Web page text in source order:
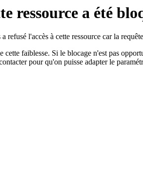
ressource a été
l'accès à cette ressource car la
cette faiblesse. Si le blocage n'est pas
pour qu'on puisse adapter le